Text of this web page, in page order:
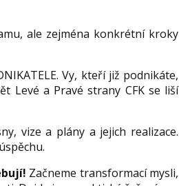
ale zejména konkrétní kroky
Vy, kteří již podnikáte,
Levé a Pravé strany CFK se liší
vize a plány a jejich realizace.
Začneme transformací mysli,